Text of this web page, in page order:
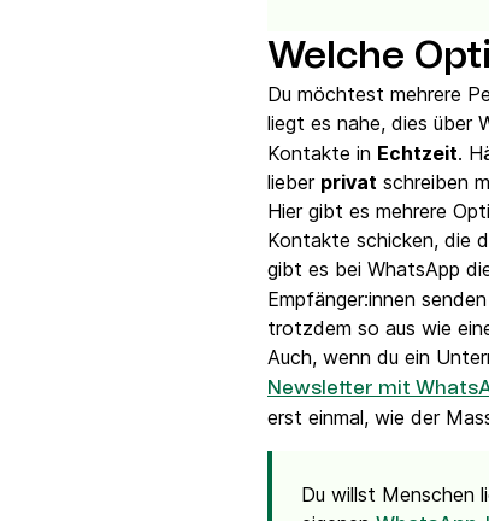
Welche
Du möchtest mehrere
liegt es nahe, dies über
Kontakte in Echtzeit.
lieber privat schreiben
Hier gibt es mehrere
Kontakte schicken, die
gibt es bei WhatsApp
Empfänger:innen
trotzdem so aus wie
Auch, wenn du ein
Newsletter mit
erst einmal, wie der
Du willst Menschen